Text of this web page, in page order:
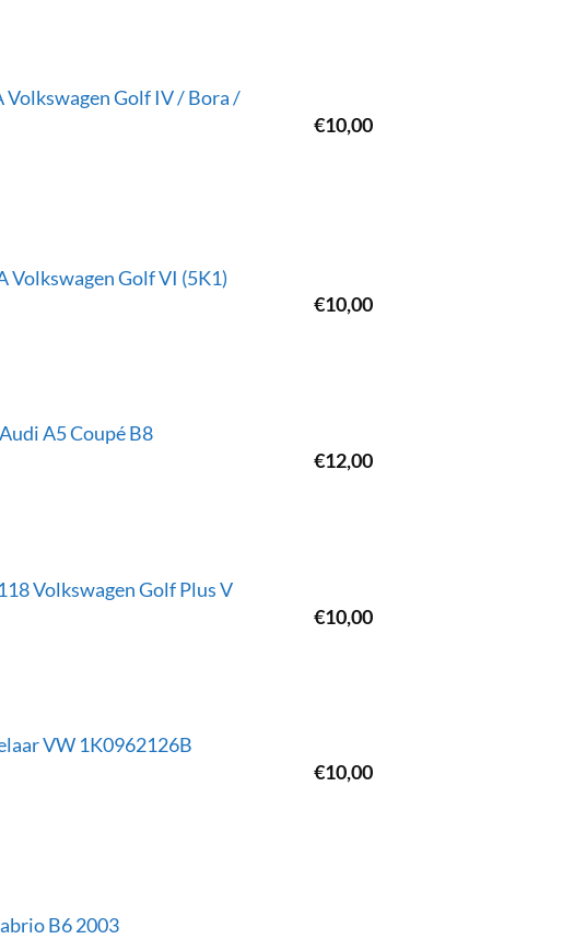
Golf IV / Bora /
€10,00
Golf VI (5K1)
€10,00
A5 Coupé B8
€12,00
Volkswagen Golf Plus V
€10,00
VW 1K0962126B
€10,00
B6 2003